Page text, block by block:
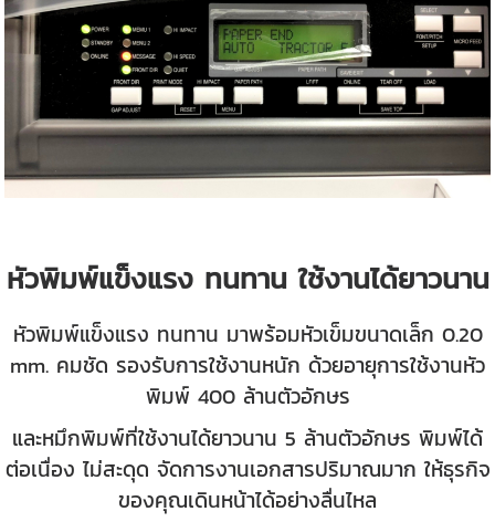
หัวพิมพ์แข็งแรง ทนทาน ใช้งานได้ยาวนาน
หัวพิมพ์แข็งแรง ทนทาน มาพร้อมหัวเข็มขนาดเล็ก 0.20
mm. คมชัด รองรับการใช้งานหนัก ด้วยอายุการใช้งานหัว
พิมพ์ 400 ล้านตัวอักษร
และหมึกพิมพ์ที่ใช้งานได้ยาวนาน 5 ล้านตัวอักษร พิมพ์ได้
ต่อเนื่อง ไม่สะดุด จัดการงานเอกสารปริมาณมาก ให้ธุรกิจ
ของคุณเดินหน้าได้อย่างลื่นไหล